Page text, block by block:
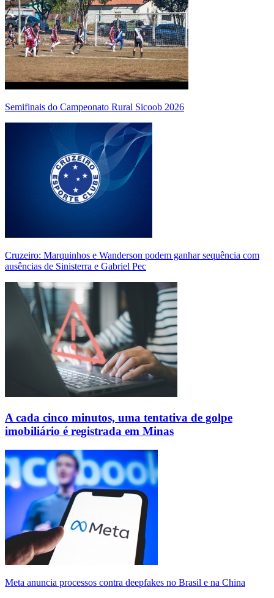
Semifinais do Campeonato Rural Sicoob 2026
Cruzeiro: Marquinhos e Wanderson podem ganhar sequência com
ausências de Sinisterra e Gabriel Pec
A cada cinco minutos, uma tentativa de golpe
imobiliário é registrada em Minas
Meta anuncia processos contra deepfakes no Brasil e na China